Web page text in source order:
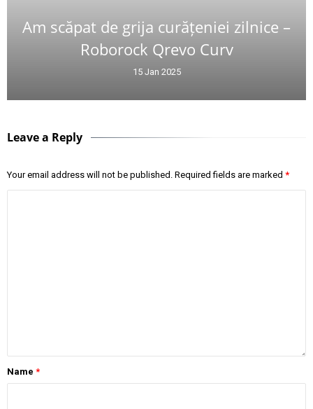
Am scăpat de grija curățeniei zilnice –
Roborock Qrevo Curv
15 Jan 2025
Leave a Reply
Your email address will not be published. Required fields are marked *
Name *